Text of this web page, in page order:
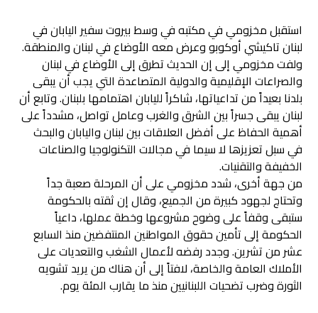
استقبل مخزومي في مكتبه في وسط بيروت سفير اليابان في
لبنان تاكيشي أوكوبو وعرض معه الأوضاع في لبنان والمنطقة.
ولفت مخزومي إلى إن الحديث تطرق إلى الأوضاع في لبنان
والصراعات الإقليمية والدولية المتصاعدة التي يجب أن يبقى
بلدنا بعيداً من تداعياتها، شاكراً لليابان اهتمامها بلبنان. وتابع أن
لبنان يبقى جسراً بين الشرق والغرب وعامل تواصل، مشدداً على
أهمية الحفاظ على أفضل العلاقات بين لبنان واليابان والبحث
في سبل تعزيزها لا سيما في مجالات التكنولوجيا والصناعات
الخفيفة والتقنيات.
من جهة أخرى، شدد مخزومي على أن المرحلة صعبة جداً
وتحتاج لجهود كبيرة من الجميع، وقال إن ثقته بالحكومة
ستبقى وقفاً على وضوح مشروعها وخطة عملها، داعياً
الحكومة إلى تأمين حقوق المواطنين المنتفضين منذ السابع
عشر من تشرين. وجدد رفضه لأعمال الشغب والتعديات على
الأملاك العامة والخاصة، لافتاً إلى أن هناك من يريد تشويه
الثورة وضرب تضحيات اللبنانيين منذ ما يقارب المئة يوم.